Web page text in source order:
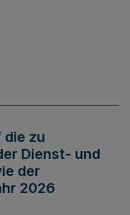
zu
Dienst- und
der
2026